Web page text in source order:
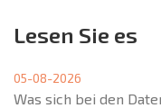
Lesen Sie es
05-08-2026
Was sich bei den